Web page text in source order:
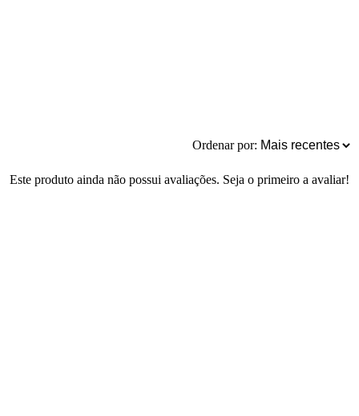
Ordenar por:
Este produto ainda não possui avaliações. Seja o primeiro a avaliar!